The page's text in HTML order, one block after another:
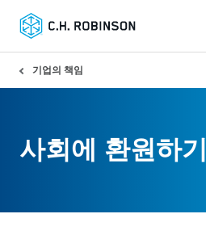
기업의 책임
사회에 환원하기